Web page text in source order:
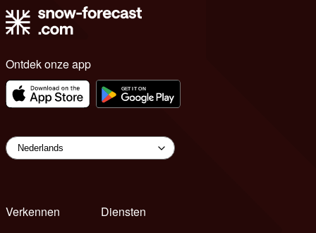
Ontdek onze app
Verkennen
Diensten